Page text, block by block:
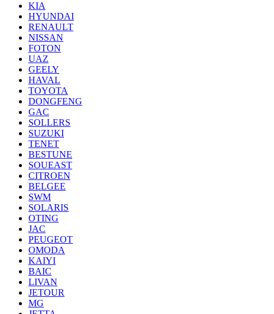
KIA
HYUNDAI
RENAULT
NISSAN
FOTON
UAZ
GEELY
HAVAL
TOYOTA
DONGFENG
GAC
SOLLERS
SUZUKI
TENET
BESTUNE
SOUEAST
CITROEN
BELGEE
SWM
SOLARIS
OTING
JAC
PEUGEOT
OMODA
KAIYI
BAIC
LIVAN
JETOUR
MG